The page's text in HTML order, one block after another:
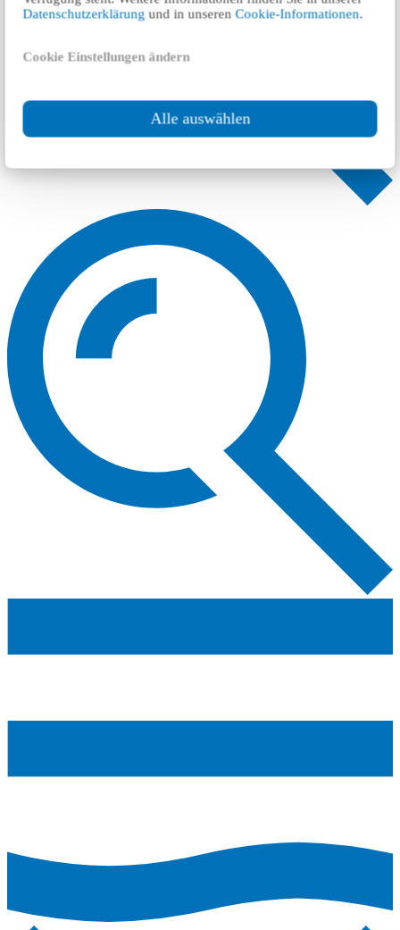
Datenschutzerklärung und in unserenCookie-Informationen.
Cookie Einstellungen ändern
Alle auswählen